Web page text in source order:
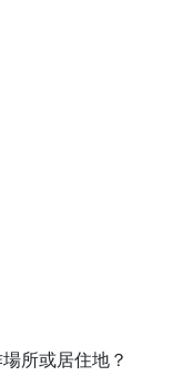
所或居住地？